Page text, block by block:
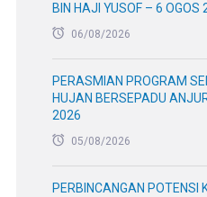
BIN HAJI YUSOF – 6 OGOS
06/08/2026
PERASMIAN PROGRAM
HUJAN BERSEPADU
2026
05/08/2026
PERBINCANGAN POTENSI